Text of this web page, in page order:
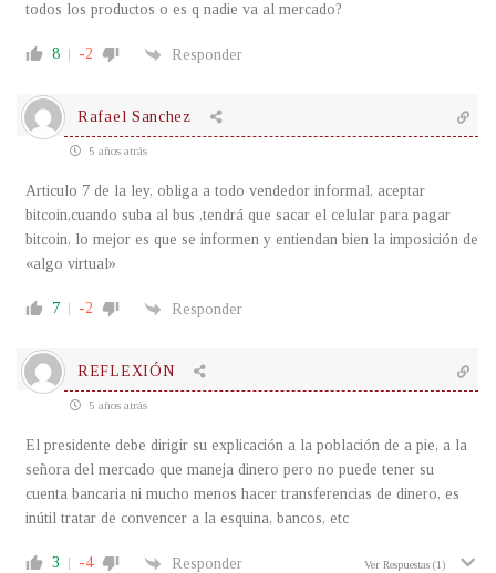
todos los productos o es q nadie va al mercado?
8 -2 Responder
Rafael Sanchez
5 años atrás
Articulo 7 de la ley, obliga a todo vendedor informal, aceptar
bitcoin,cuando suba al bus ,tendrá que sacar el celular para pagar
bitcoin, lo mejor es que se informen y entiendan bien la imposición de
«algo virtual»
7 -2 Responder
REFLEXIÓN
5 años atrás
El presidente debe dirigir su explicación a la población de a pie, a la
señora del mercado que maneja dinero pero no puede tener su
cuenta bancaria ni mucho menos hacer transferencias de dinero, es
inútil tratar de convencer a la esquina, bancos, etc
3 -4 Responder Ver Respuestas (1)